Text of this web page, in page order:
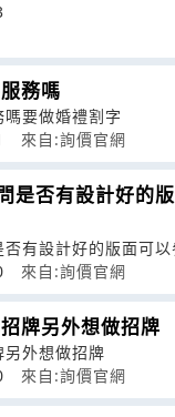
我LINE
務嗎
要做婚禮割字
來自:詢價官網
是否有設計好的
有設計好的版面可以
來自:詢價官網
牌另外想做招牌
外想做招牌
來自:詢價官網